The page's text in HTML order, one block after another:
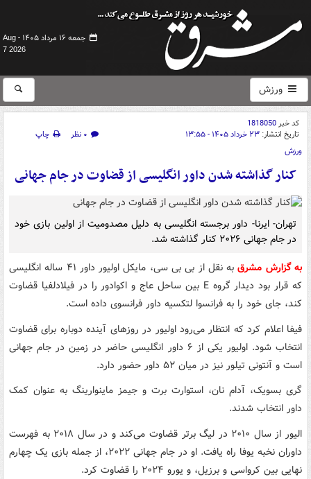
جمعه ۱۶ مرداد ۱۴۰۵ -
Aug
7 2026
ورزش
کد خبر1818050
تاریخ انتشار: ۲۳ خرداد ۱۴۰۵ - ۱۳:۵۵ ۰ نظر
چاپ
ورزش
کنار گذاشته شدن داور انگلیسی از قضاوت در جام جهانی
تهران- ایرنا- داور برجسته انگلیسی به دلیل مصدومیت از اولین بازی خود
در جام جهانی ۲۰۲۶ کنار گذاشته شد.
به گزارش مشرق
به نقل از بی بی سی، مایکل اولیور داور ۴۱ ساله انگلیسی
که قرار بود دیدار گروه E بین ساحل عاج و اکوادور را در فیلادلفیا قضاوت
کند، جای خود را به فرانسوا لتکسیه داور فرانسوی داده است.
فیفا اعلام کرد که انتظار می‌رود اولیور در روزهای آینده دوباره برای قضاوت
انتخاب شود. اولیور یکی از ۶ داور انگلیسی حاضر در زمین در جام جهانی
است و آنتونی تیلور نیز در میان ۵۲ داور حضور دارد.
گری بسویک، آدام نان، استوارت برت و جیمز ماینوارینگ به عنوان کمک
داور انتخاب شدند.
الیور از سال ۲۰۱۰ در لیگ برتر قضاوت می‌کند و در سال ۲۰۱۸ به فهرست
داوران نخبه یوفا راه یافت. او در جام جهانی ۲۰۲۲، از جمله بازی یک چهارم
نهایی بین کرواسی و برزیل، و یورو ۲۰۲۴ را قضاوت کرد.